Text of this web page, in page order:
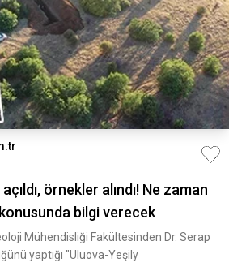
örnekler alındı! Ne zaman
bilgi verecek
Mühendisliği Fakültesinden Dr. Serap
yaptığı "Uluova-Yeşily